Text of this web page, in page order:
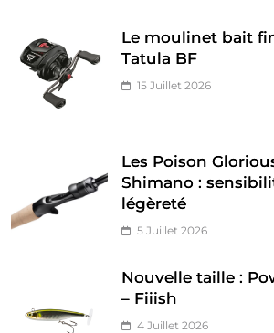
Le moulinet bait
Tatula BF
15 Juillet 2026
Les Poison
Shimano :
légèreté
5 Juillet 2026
Nouvelle taille :
– Fiiish
4 Juillet 2026